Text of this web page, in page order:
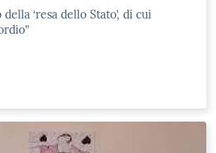
‘resa dello Stato’, di cui